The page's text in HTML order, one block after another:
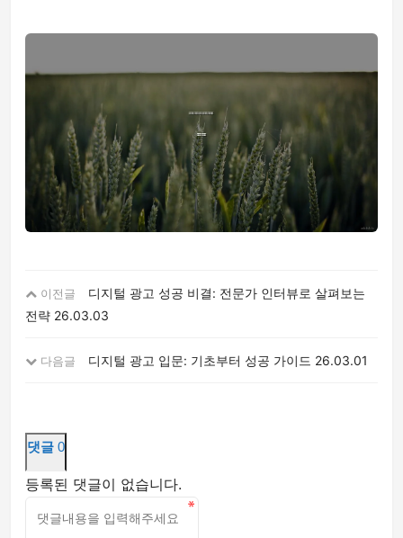
이전글
디지털 광고 성공 비결: 전문가 인터뷰로 살펴보는
전략 26.03.03
다음글 디지털 광고 입문: 기초부터 성공 가이드 26.03.01
댓글 0
등록된 댓글이 없습니다.